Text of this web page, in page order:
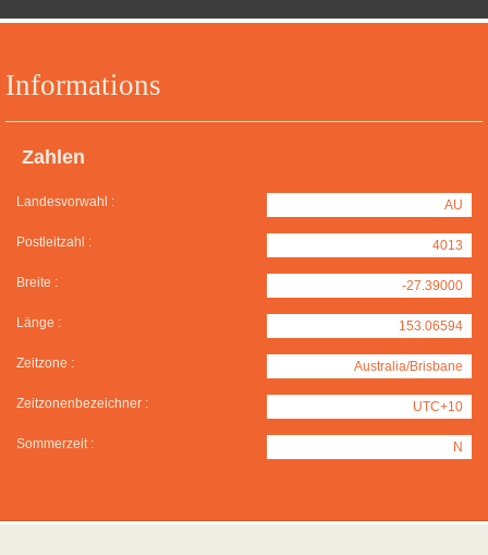
Informations
Zahlen
Landesvorwahl : AU
Postleitzahl : 4013
Breite : -27.39000
Länge : 153.06594
Zeitzone : Australia/Brisbane
Zeitzonenbezeichner : UTC+10
Sommerzeit : N